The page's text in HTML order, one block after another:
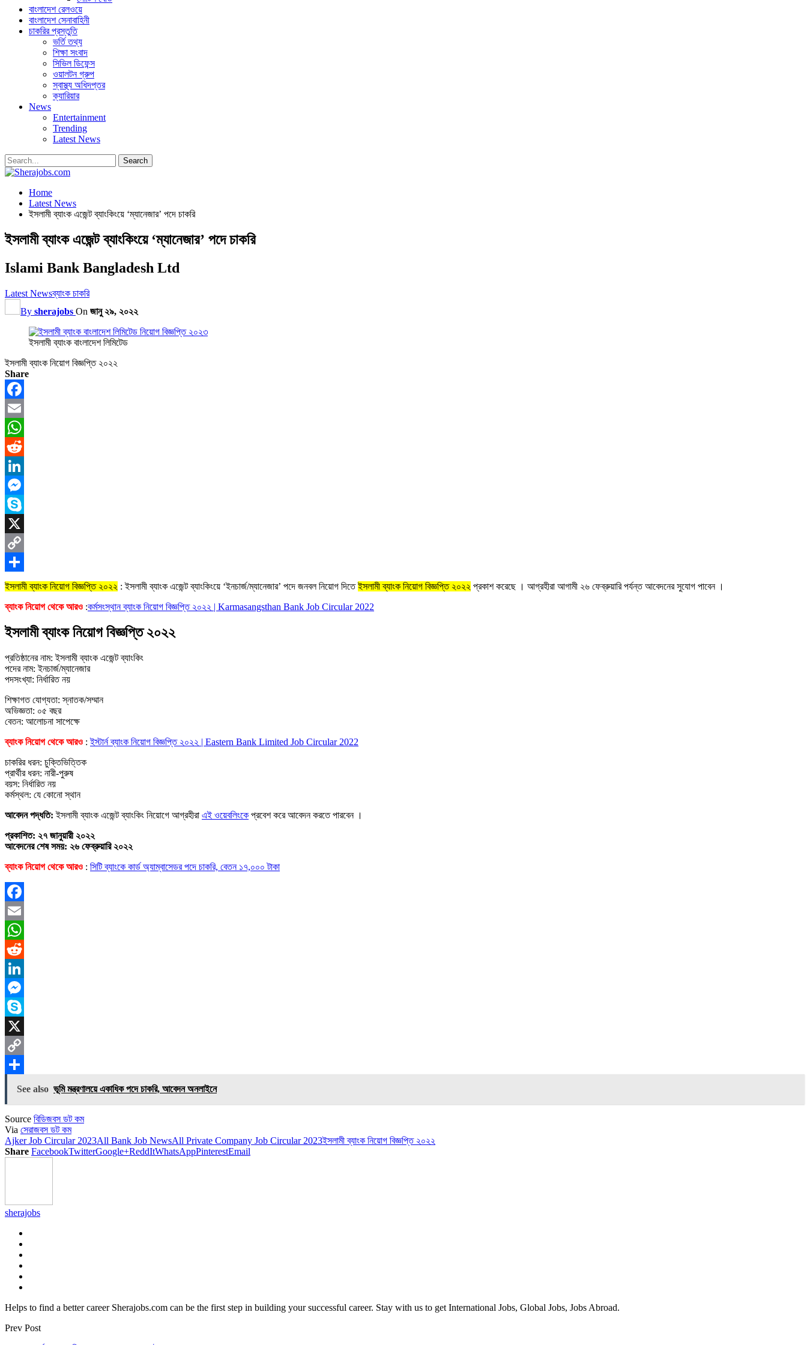
বাংলাদেশ রেলওয়ে
বাংলাদেশ সেনাবাহিনী
চাকরির প্রস্তুতি
ভর্তি তথ্য
শিক্ষা সংবাদ
সিভিল ডিফেন্স
ওয়ালটন গ্রুপ
স্বাস্থ্য অধিদপ্তর
ক্যারিয়ার
News
Entertainment
Trending
Latest News
Home
Latest News
ইসলামী ব্যাংক এজেন্ট ব্যাংকিংয়ে ‘ম্যানেজার’ পদে চাকরি
ইসলামী ব্যাংক এজেন্ট ব্যাংকিংয়ে ‘ম্যানেজার’ পদে চাকরি
Islami Bank Bangladesh Ltd
Latest Newsব্যাংক চাকরি
By sherajobs On জানু ২৯, ২০২২
ইসলামী ব্যাংক বাংলাদেশ লিমিটেড
ইসলামী ব্যাংক নিয়োগ বিজ্ঞপ্তি ২০২২
Share
Facebook
Email
WhatsApp
Reddit
LinkedIn
Messenger
Skype
X
Copy
Link
Share
ইসলামী ব্যাংক নিয়োগ বিজ্ঞপ্তি ২০২২ : ইসলামী ব্যাংক এজেন্ট ব্যাংকিংয়ে ‘ইনচার্জ/ম্যানেজার’ পদে জনবল নিয়োগ দিতেইসলামী ব্যাংক নিয়োগ বিজ্ঞপ্তি ২০২২ প্রকাশ করেছে । আগ্রহীরা আগামী ২৬ ফেব্রুয়ারি পর্যন্ত আবেদনের সুযোগ পাবেন ।
ব্যাংক নিয়োগ থেকে আরও :কর্মসংস্থান ব্যাংক নিয়োগ বিজ্ঞপ্তি ২০২২ | Karmasangsthan Bank Job Circular 2022
ইসলামী ব্যাংক নিয়োগ বিজ্ঞপ্তি ২০২২
প্রতিষ্ঠানের নাম: ইসলামী ব্যাংক এজেন্ট ব্যাংকিং
পদের নাম: ইনচার্জ/ম্যানেজার
পদসংখ্যা: নির্ধারিত নয়
শিক্ষাগত যোগ্যতা: স্নাতক/সম্মান
অভিজ্ঞতা: ০৫ বছর
বেতন: আলোচনা সাপেক্ষে
ব্যাংক নিয়োগ থেকে আরও :ইস্টার্ন ব্যাংক নিয়োগ বিজ্ঞপ্তি ২০২২ | Eastern Bank Limited Job Circular 2022
চাকরির ধরন: চুক্তিভিত্তিক
প্রার্থীর ধরন: নারী-পুরুষ
বয়স: নির্ধারিত নয়
কর্মস্থল: যে কোনো স্থান
আবেদন পদ্ধতি: ইসলামী ব্যাংক এজেন্ট ব্যাংকিং নিয়োগে আগ্রহীরা এই ওয়েবলিংকে প্রবেশ করে আবেদন করতে পারবেন ।
প্রকাশিত: ২৭ জানুয়ারী ২০২২
আবেদনের শেষ সময়: ২৬ ফেব্রুয়ারি ২০২২
ব্যাংক নিয়োগ থেকে আরও : সিটি ব্যাংকে কার্ড অ্যাম্বাসেডর পদে চাকরি, বেতন ১৭,০০০ টাকা
Facebook
Email
WhatsApp
Reddit
LinkedIn
Messenger
Skype
X
Copy
Link
Share
See also ভূমি মন্ত্রণালয়ে একাধিক পদে চাকরি, আবেদন অনলাইনে
Source বিডিজবস ডট কম
Via সেরাজবস ডট কম
Ajker Job Circular 2023All Bank Job NewsAll Private Company Job Circular 2023ইসলামী ব্যাংক নিয়োগ বিজ্ঞপ্তি ২০২২
Share FacebookTwitterGoogle+ReddItWhatsAppPinterestEmail
sherajobs
Helps to find a better career Sherajobs.com can be the first step in building your successful career. Stay with us to get International Jobs, Global Jobs, Jobs Abroad.
Prev Post